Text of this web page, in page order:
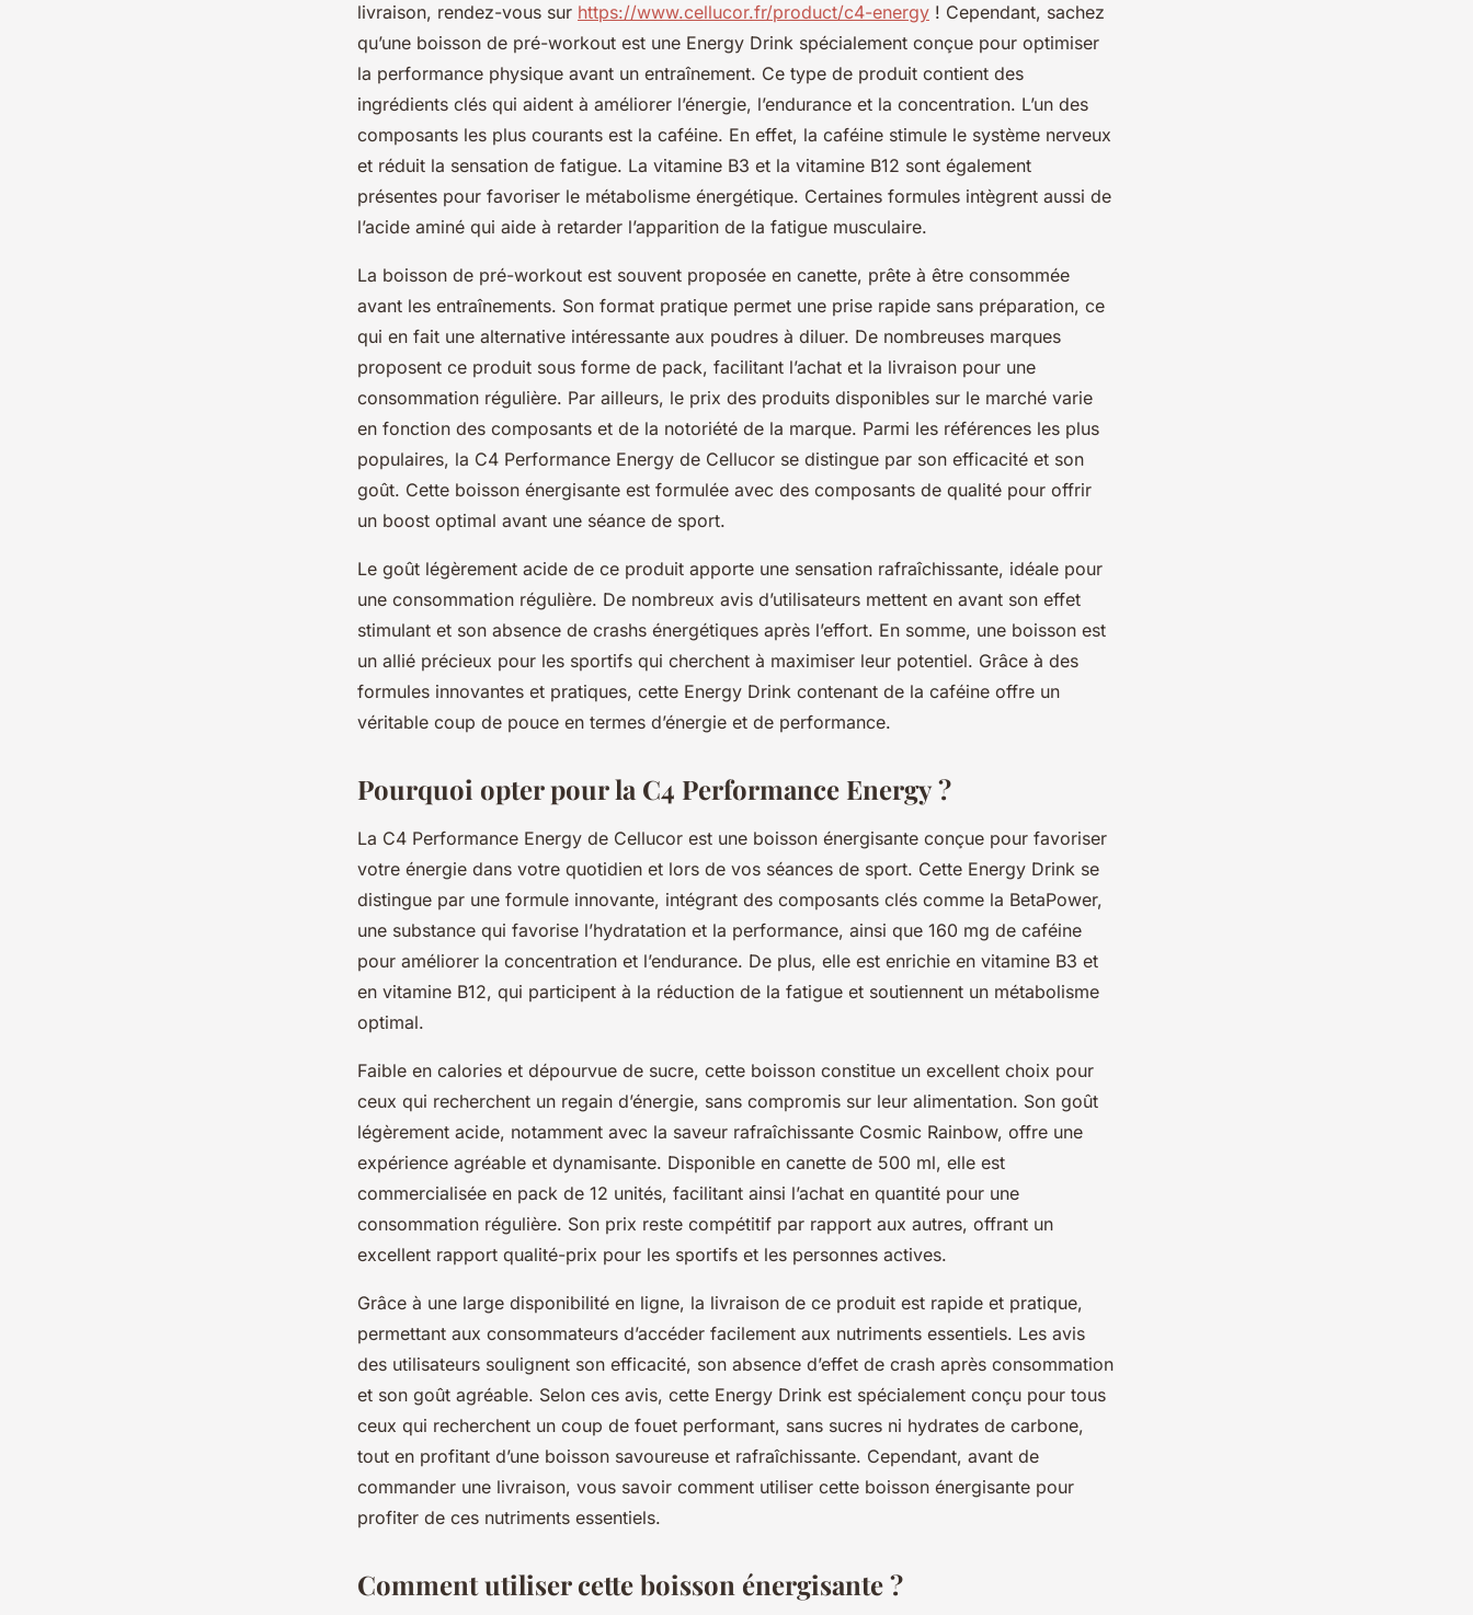
livraison, rendez-vous sur https://www.cellucor.fr/product/c4-energy ! Cependant, sachez
qu’une boisson de pré-workout est une Energy Drink spécialement conçue pour optimiser
la performance physique avant un entraînement. Ce type de produit contient des
ingrédients clés qui aident à améliorer l’énergie, l’endurance et la concentration. L’un des
composants les plus courants est la caféine. En effet, la caféine stimule le système nerveux
et réduit la sensation de fatigue. La vitamine B3 et la vitamine B12 sont également
présentes pour favoriser le métabolisme énergétique. Certaines formules intègrent aussi de
l’acide aminé qui aide à retarder l’apparition de la fatigue musculaire.
La boisson de pré-workout est souvent proposée en canette, prête à être consommée
avant les entraînements. Son format pratique permet une prise rapide sans préparation, ce
qui en fait une alternative intéressante aux poudres à diluer. De nombreuses marques
proposent ce produit sous forme de pack, facilitant l’achat et la livraison pour une
consommation régulière. Par ailleurs, le prix des produits disponibles sur le marché varie
en fonction des composants et de la notoriété de la marque. Parmi les références les plus
populaires, la C4 Performance Energy de Cellucor se distingue par son efficacité et son
goût. Cette boisson énergisante est formulée avec des composants de qualité pour offrir
un boost optimal avant une séance de sport.
Le goût légèrement acide de ce produit apporte une sensation rafraîchissante, idéale pour
une consommation régulière. De nombreux avis d’utilisateurs mettent en avant son effet
stimulant et son absence de crashs énergétiques après l’effort. En somme, une boisson est
un allié précieux pour les sportifs qui cherchent à maximiser leur potentiel. Grâce à des
formules innovantes et pratiques, cette Energy Drink contenant de la caféine offre un
véritable coup de pouce en termes d’énergie et de performance.
Pourquoi opter pour la C4 Performance Energy ?
La C4 Performance Energy de Cellucor est une boisson énergisante conçue pour favoriser
votre énergie dans votre quotidien et lors de vos séances de sport. Cette Energy Drink se
distingue par une formule innovante, intégrant des composants clés comme la BetaPower,
une substance qui favorise l’hydratation et la performance, ainsi que 160 mg de caféine
pour améliorer la concentration et l’endurance. De plus, elle est enrichie en vitamine B3 et
en vitamine B12, qui participent à la réduction de la fatigue et soutiennent un métabolisme
optimal.
Faible en calories et dépourvue de sucre, cette boisson constitue un excellent choix pour
ceux qui recherchent un regain d’énergie, sans compromis sur leur alimentation. Son goût
légèrement acide, notamment avec la saveur rafraîchissante Cosmic Rainbow, offre une
expérience agréable et dynamisante. Disponible en canette de 500 ml, elle est
commercialisée en pack de 12 unités, facilitant ainsi l’achat en quantité pour une
consommation régulière. Son prix reste compétitif par rapport aux autres, offrant un
excellent rapport qualité-prix pour les sportifs et les personnes actives.
Grâce à une large disponibilité en ligne, la livraison de ce produit est rapide et pratique,
permettant aux consommateurs d’accéder facilement aux nutriments essentiels. Les avis
des utilisateurs soulignent son efficacité, son absence d’effet de crash après consommation
et son goût agréable. Selon ces avis, cette Energy Drink est spécialement conçu pour tous
ceux qui recherchent un coup de fouet performant, sans sucres ni hydrates de carbone,
tout en profitant d’une boisson savoureuse et rafraîchissante. Cependant, avant de
commander une livraison, vous savoir comment utiliser cette boisson énergisante pour
profiter de ces nutriments essentiels.
Comment utiliser cette boisson énergisante ?